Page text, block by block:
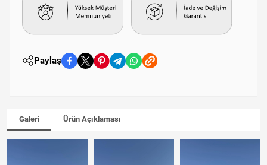
Paylaş
Galeri Ürün Açıklaması